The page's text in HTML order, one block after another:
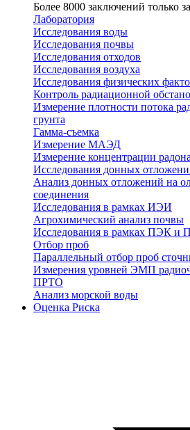
Более 8000 заключений только
Лаборатория
Исследования воды
Исследования почвы
Исследования отходов
Исследования воздуха
Исследования физических
Контроль радиационной
Измерение плотности потока
грунта
Гамма-съемка
Измерение МАЭД
Измерение концентрации
Исследования донных
Анализ донных отложений на
соединения
Исследования в рамках ИЭИ
Агрохимический анализ почвы
Исследования в рамках ПЭК и
Отбор проб
Параллельный отбор проб
Измерения уровней ЭМП
ПРТО
Анализ морской воды
Оценка Риска